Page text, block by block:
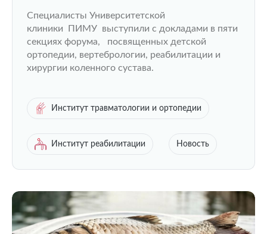
Специалисты Университетской
клиники ПИМУ выступили с докладами в пяти
секциях форума, посвященных детской
ортопедии, вертебрологии, реабилитации и
хирургии коленного сустава.
Институт травматологии и ортопедии
Институт реабилитации Новость